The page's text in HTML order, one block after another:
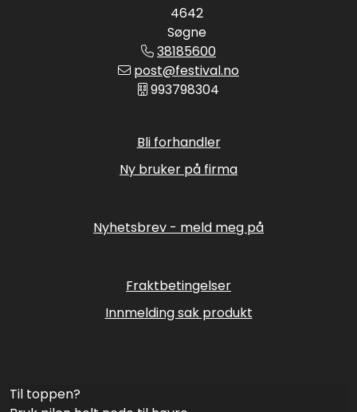
4642
Søgne
38185600
post@festival.no
993798304
Bli forhandler
Ny bruker på firma
Nyhetsbrev - meld meg på
Fraktbetingelser
Innmelding sak produkt
Til toppen?